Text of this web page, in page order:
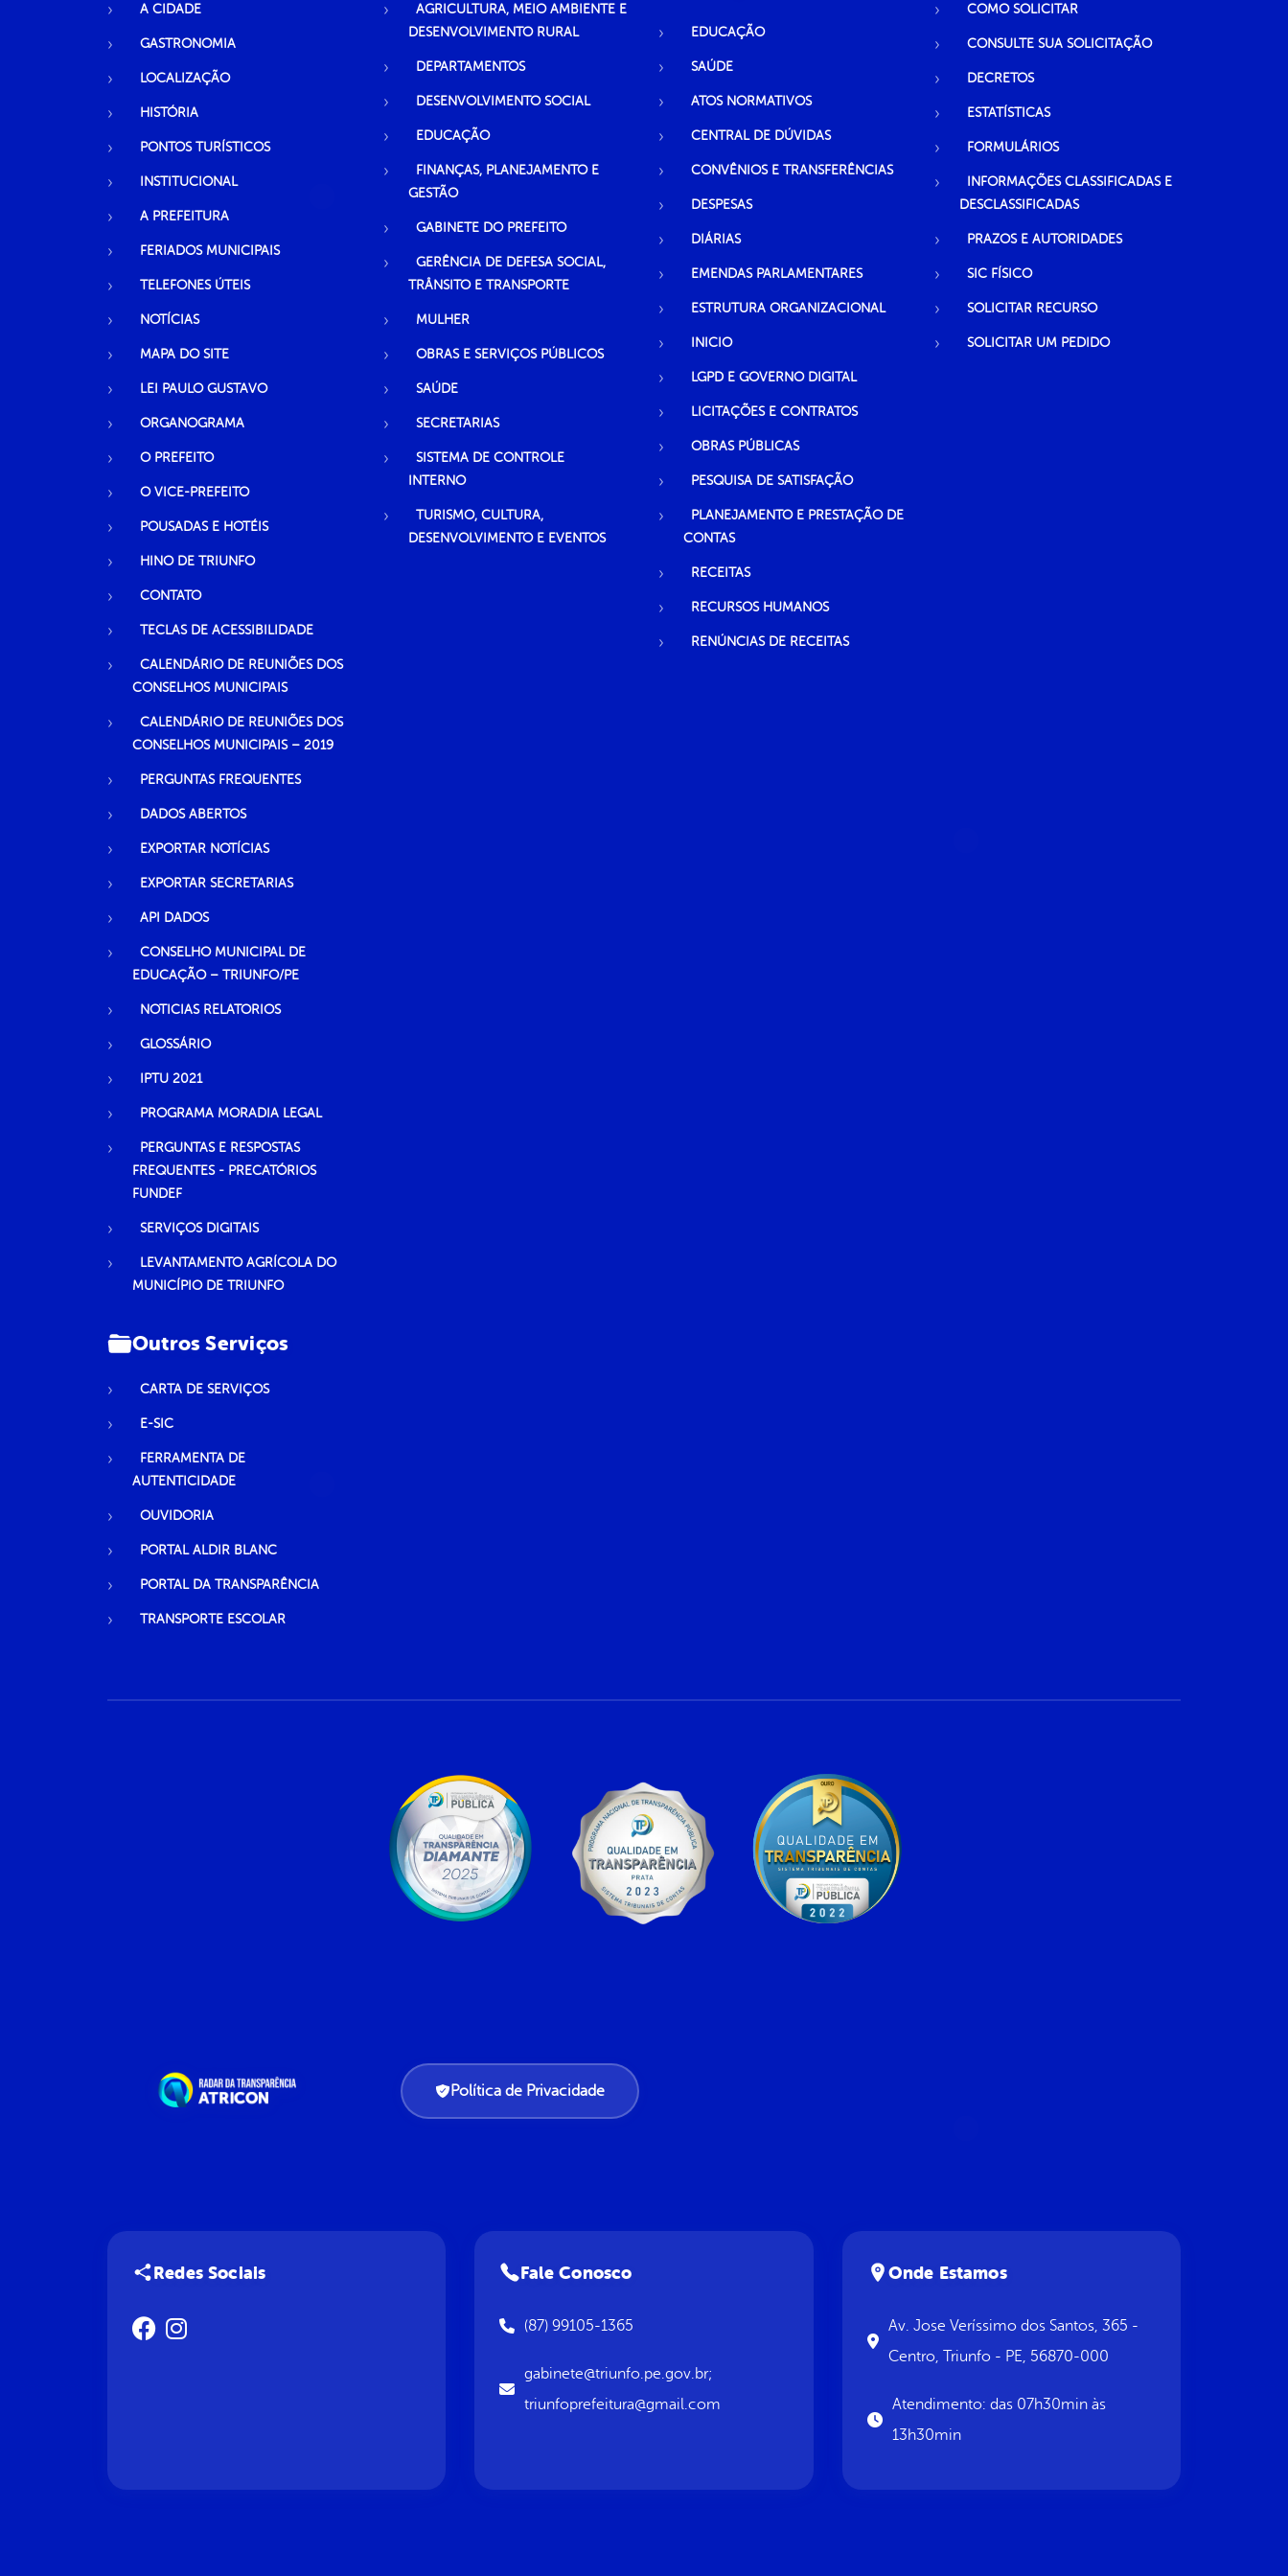
A CIDADE
GASTRONOMIA
LOCALIZAÇÃO
HISTÓRIA
PONTOS TURÍSTICOS
INSTITUCIONAL
A PREFEITURA
FERIADOS MUNICIPAIS
TELEFONES ÚTEIS
NOTÍCIAS
MAPA DO SITE
LEI PAULO GUSTAVO
ORGANOGRAMA
O PREFEITO
O VICE-PREFEITO
POUSADAS E HOTÉIS
HINO DE TRIUNFO
CONTATO
TECLAS DE ACESSIBILIDADE
CALENDÁRIO DE REUNIÕES DOS
CONSELHOS MUNICIPAIS
CALENDÁRIO DE REUNIÕES DOS
CONSELHOS MUNICIPAIS – 2019
PERGUNTAS FREQUENTES
DADOS ABERTOS
EXPORTAR NOTÍCIAS
EXPORTAR SECRETARIAS
API DADOS
CONSELHO MUNICIPAL DE
EDUCAÇÃO – TRIUNFO/PE
NOTICIAS RELATORIOS
GLOSSÁRIO
IPTU 2021
PROGRAMA MORADIA LEGAL
PERGUNTAS E RESPOSTAS
FREQUENTES - PRECATÓRIOS
FUNDEF
SERVIÇOS DIGITAIS
LEVANTAMENTO AGRÍCOLA DO
MUNICÍPIO DE TRIUNFO
AGRICULTURA, MEIO AMBIENTE E
DESENVOLVIMENTO RURAL
DEPARTAMENTOS
DESENVOLVIMENTO SOCIAL
EDUCAÇÃO
FINANÇAS, PLANEJAMENTO E
GESTÃO
GABINETE DO PREFEITO
GERÊNCIA DE DEFESA SOCIAL,
TRÂNSITO E TRANSPORTE
MULHER
OBRAS E SERVIÇOS PÚBLICOS
SAÚDE
SECRETARIAS
SISTEMA DE CONTROLE
INTERNO
TURISMO, CULTURA,
DESENVOLVIMENTO E EVENTOS
EDUCAÇÃO
SAÚDE
ATOS NORMATIVOS
CENTRAL DE DÚVIDAS
CONVÊNIOS E TRANSFERÊNCIAS
DESPESAS
DIÁRIAS
EMENDAS PARLAMENTARES
ESTRUTURA ORGANIZACIONAL
INICIO
LGPD E GOVERNO DIGITAL
LICITAÇÕES E CONTRATOS
OBRAS PÚBLICAS
PESQUISA DE SATISFAÇÃO
PLANEJAMENTO E PRESTAÇÃO DE
CONTAS
RECEITAS
RECURSOS HUMANOS
RENÚNCIAS DE RECEITAS
COMO SOLICITAR
CONSULTE SUA SOLICITAÇÃO
DECRETOS
ESTATÍSTICAS
FORMULÁRIOS
INFORMAÇÕES CLASSIFICADAS E
DESCLASSIFICADAS
PRAZOS E AUTORIDADES
SIC FÍSICO
SOLICITAR RECURSO
SOLICITAR UM PEDIDO
Outros Serviços
CARTA DE SERVIÇOS
E-SIC
FERRAMENTA DE
AUTENTICIDADE
OUVIDORIA
PORTAL ALDIR BLANC
PORTAL DA TRANSPARÊNCIA
TRANSPORTE ESCOLAR
Política de Privacidade
Redes Sociais Fale Conosco
(87) 99105-1365
gabinete@triunfo.pe.gov.br;
triunfoprefeitura@gmail.com
Onde Estamos
Av. Jose Veríssimo dos Santos, 365 -
Centro, Triunfo - PE, 56870-000
Atendimento: das 07h30min às
13h30min